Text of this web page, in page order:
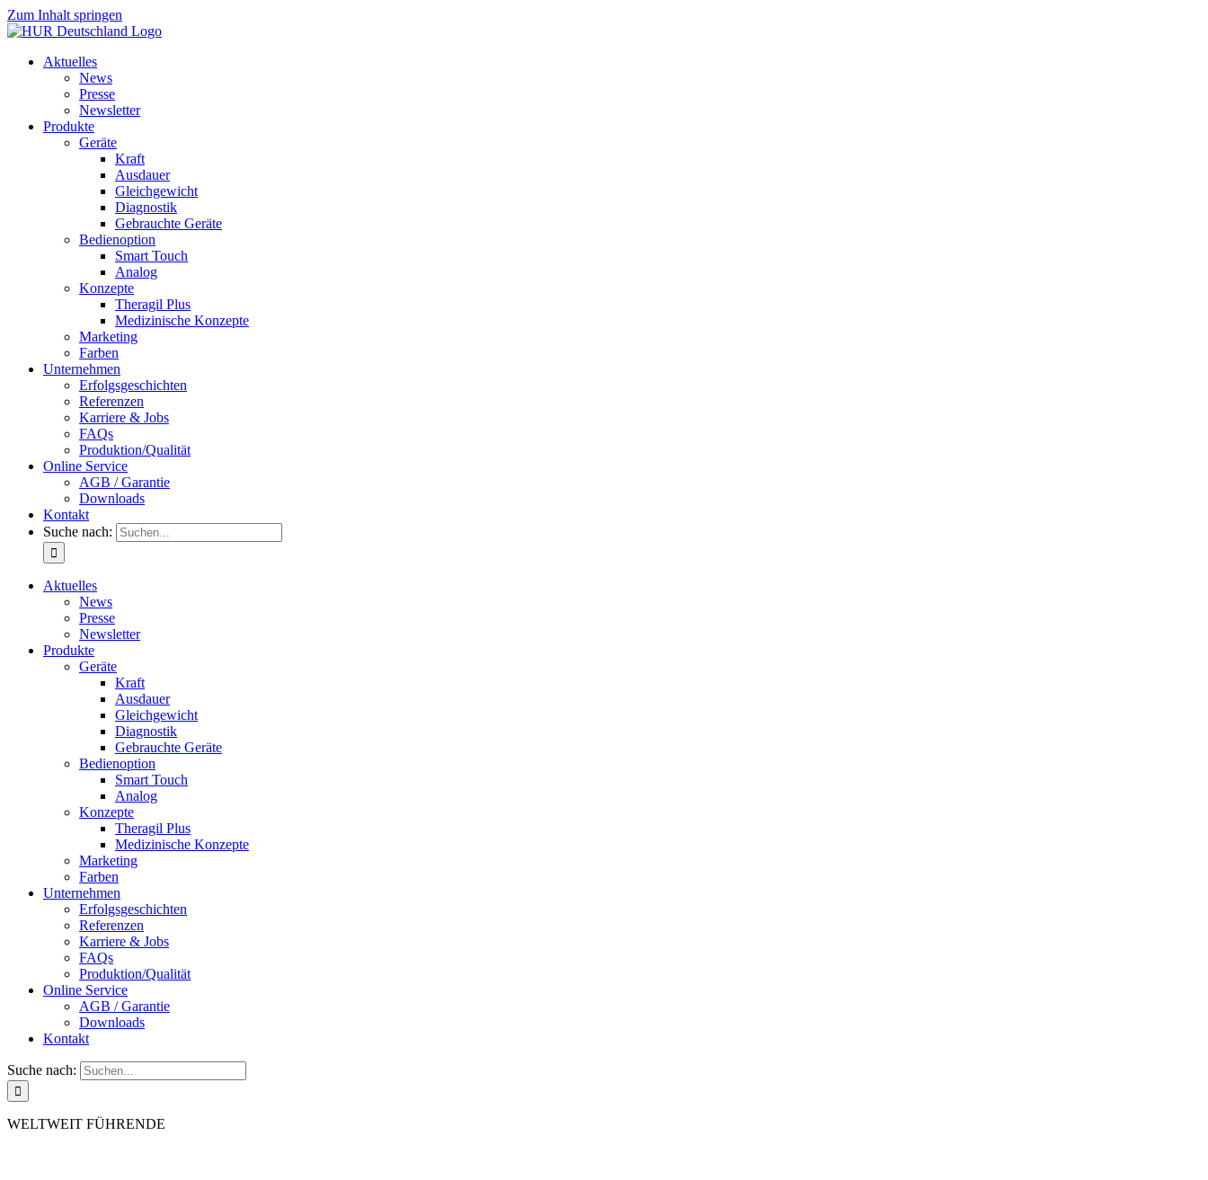
Zum Inhalt springen
Aktuelles
News
Presse
Newsletter
Produkte
Geräte
Kraft
Ausdauer
Gleichgewicht
Diagnostik
Gebrauchte Geräte
Bedienoption
Smart Touch
Analog
Konzepte
Theragil Plus
Medizinische Konzepte
Marketing
Farben
Unternehmen
Erfolgsgeschichten
Referenzen
Karriere & Jobs
FAQs
Produktion/Qualität
Online Service
AGB / Garantie
Downloads
Kontakt
Suche nach:
Aktuelles
News
Presse
Newsletter
Produkte
Geräte
Kraft
Ausdauer
Gleichgewicht
Diagnostik
Gebrauchte Geräte
Bedienoption
Smart Touch
Analog
Konzepte
Theragil Plus
Medizinische Konzepte
Marketing
Farben
Unternehmen
Erfolgsgeschichten
Referenzen
Karriere & Jobs
FAQs
Produktion/Qualität
Online Service
AGB / Garantie
Downloads
Kontakt
Suche nach:
WELTWEIT FÜHRENDE